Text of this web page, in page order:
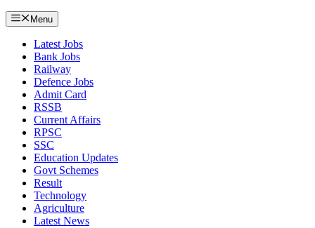
Menu
Latest Jobs
Bank Jobs
Railway
Defence Jobs
Admit Card
RSSB
Current Affairs
RPSC
SSC
Education Updates
Govt Schemes
Result
Technology
Agriculture
Latest News